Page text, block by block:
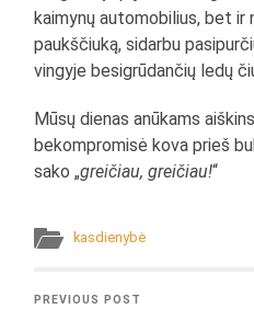
kaimynų automobilius, bet ir
paukščiuką, sidarbu
vingyje besigrūdančių ledų
Mūsų dienas anūkams
bekompromisė kova prieš
sako „greičiau, greičiau!“
kasdienybė
PREVIOUS POST